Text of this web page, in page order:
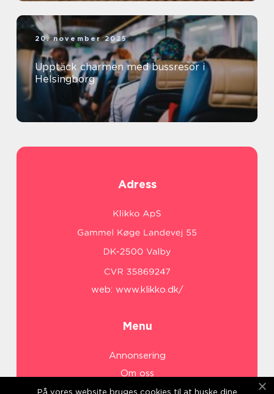
20. november 2025
Upptäck charmen med bussresor i
Helsingborg
Adress
web: www.klikko.dk/
Menu
Annonsering
Om oss
Cookies
På vores website bruges cookies til at huske dine